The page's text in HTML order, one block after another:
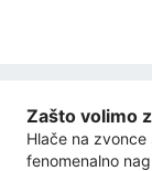
Zašto volimo
Hlače na zvonce
fenomenalno